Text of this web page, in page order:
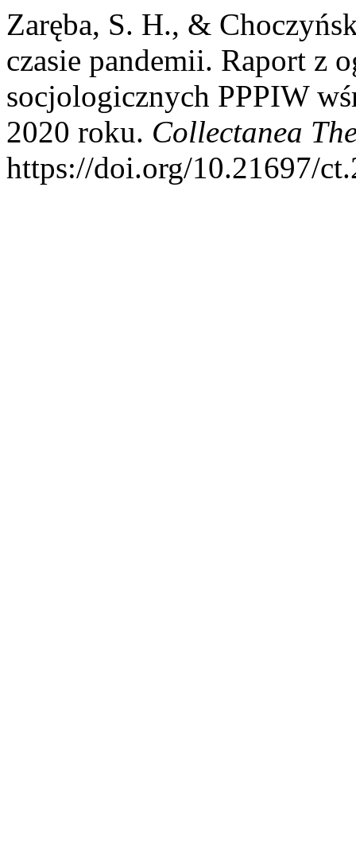
Zaręba, S. H., &
czasie pandemii. Raport z
socjologicznych PPPIW
2020 roku. Collectanea
https://doi.org/10.21697/